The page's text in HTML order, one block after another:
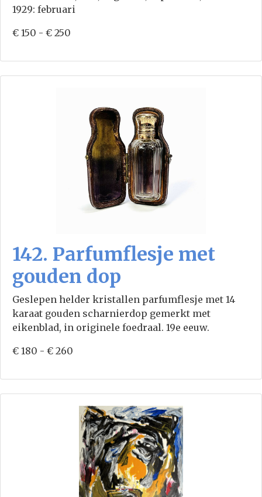
1929: februari
€ 150 - € 250
142. Parfumflesje met
gouden dop
Geslepen helder kristallen parfumflesje met 14
karaat gouden scharnierdop gemerkt met
eikenblad, in originele foedraal. 19e eeuw.
€ 180 - € 260